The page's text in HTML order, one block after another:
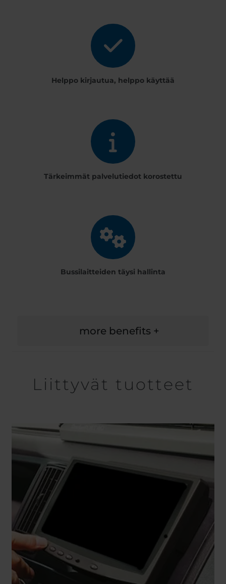
Helppo kirjautua, helppo käyttää
Tärkeimmät palvelutiedot korostettu
Bussilaitteiden täysi hallinta
more benefits +
Liittyvät tuotteet